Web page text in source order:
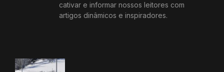
cativar e informar nossos leitores com
artigos dinâmicos e inspiradores.